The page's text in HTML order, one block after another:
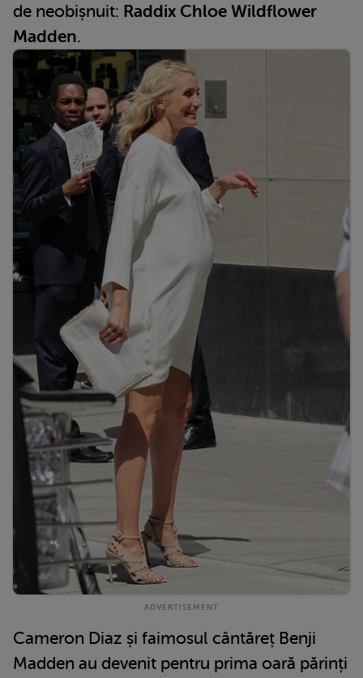
de neobișnuit: Raddix Chloe Wildflower
Madden.
Cameron Diaz și faimosul cântăreț Benji
Madden au devenit pentru prima oară părinți